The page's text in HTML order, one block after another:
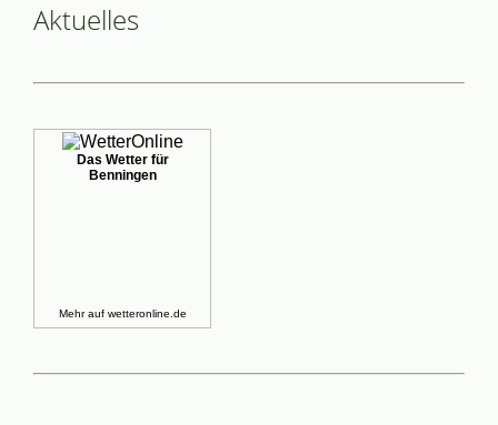
Aktuelles
Das Wetter für
Benningen
Mehr auf wetteronline.de